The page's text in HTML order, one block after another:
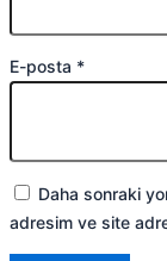
E-posta *
Daha sonraki
adresim ve site